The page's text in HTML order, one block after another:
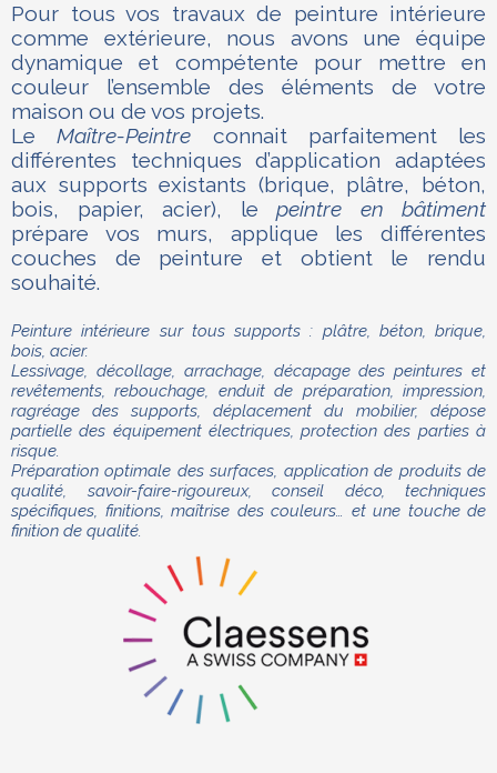
Pour tous vos travaux de peinture intérieure
comme extérieure, nous avons une équipe
dynamique et compétente pour mettre en
couleur l’ensemble des éléments de votre
maison ou de vos projets.
LeMaître-Peintre connait parfaitement les
différentes techniques d’application adaptées
aux supports existants (brique, plâtre, béton,
bois, papier, acier), le peintre en bâtiment
prépare vos murs, applique les différentes
couches de peinture et obtient le rendu
souhaité.
Peinture intérieure sur tous supports : plâtre, béton, brique,
bois, acier.
Lessivage, décollage, arrachage, décapage des peintures et
revêtements, rebouchage, enduit de préparation, impression,
ragréage des supports, déplacement du mobilier, dépose
partielle des équipement électriques, protection des parties à
risque.
Préparation optimale des surfaces, application de produits de
qualité, savoir-faire-rigoureux, conseil déco, techniques
spécifiques, finitions, maîtrise des couleurs… et une touche de
finition de qualité.